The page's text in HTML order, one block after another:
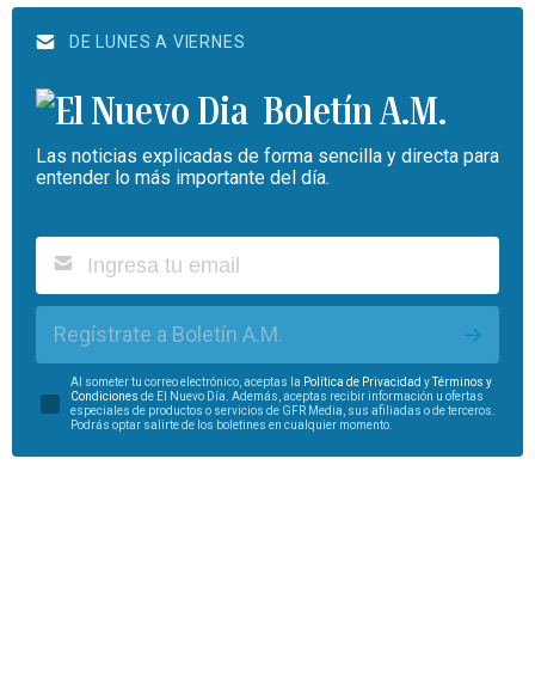
DE LUNES A VIERNES
Boletín A.M.
Las noticias explicadas de forma sencilla y directa para
entender lo más importante del día.
Regístrate a Boletín A.M.
Al someter tu correo electrónico, aceptas la Política de Privacidad yTérminos y
Condiciones de El Nuevo Día. Además, aceptas recibir información u ofertas
especiales de productos o servicios de GFR Media, sus afiliadas o de terceros.
Podrás optar salirte de los boletines en cualquier momento.